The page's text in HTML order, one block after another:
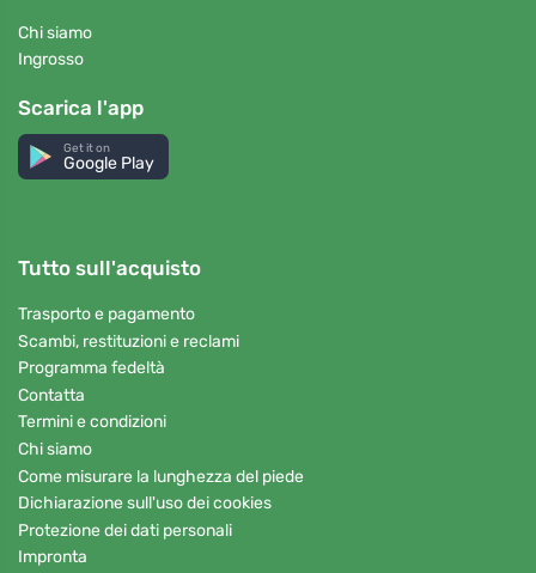
Chi siamo
Ingrosso
Scarica l'app
Get it on
Google Play
Tutto sull'acquisto
Trasporto e pagamento
Scambi, restituzioni e reclami
Programma fedeltà
Contatta
Termini e condizioni
Chi siamo
Come misurare la lunghezza del piede
Dichiarazione sull'uso dei cookies
Protezione dei dati personali
Impronta